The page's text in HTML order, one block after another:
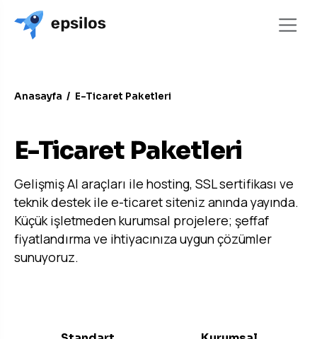
Anasayfa / E-Ticaret Paketleri
E-Ticaret Paketleri
Gelişmiş AI araçları ile hosting, SSL sertifikası ve
teknik destek ile e-ticaret siteniz anında yayında.
Küçük işletmeden kurumsal projelere; şeffaf
fiyatlandırma ve ihtiyacınıza uygun çözümler
sunuyoruz.